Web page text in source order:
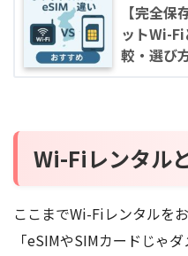
【完全
ットWi-
較・選び
Wi-Fiレンタル
ここまでWi-Fiレンタルを
「eSIMやSIMカードじゃ